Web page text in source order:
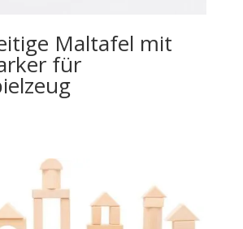
Maltafel mit
für